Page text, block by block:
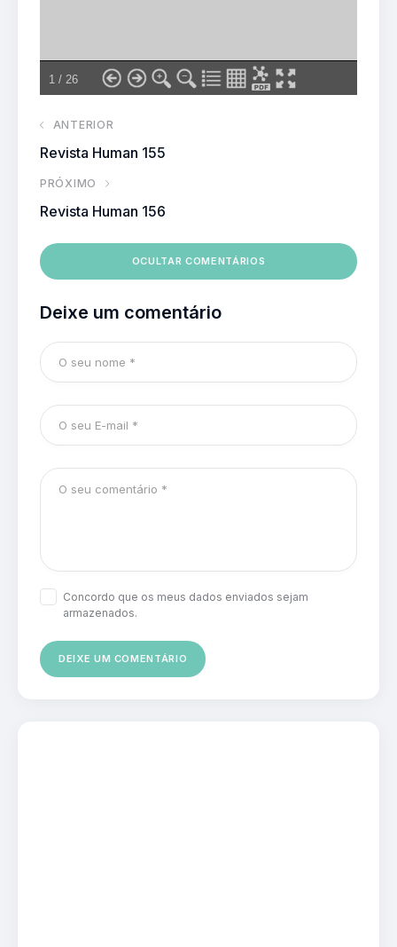
ANTERIOR
Revista Human 155
PRÓXIMO
Revista Human 156
OCULTAR COMENTÁRIOS
Deixe um comentário
Concordo que os meus dados enviados sejam
armazenados.